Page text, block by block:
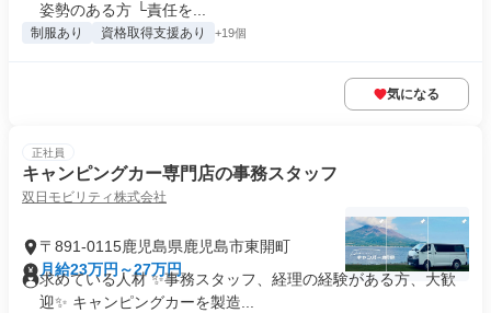
姿勢のある方 └責任を...
制服あり 資格取得支援あり +19個
気になる
正社員
キャンピングカー専門店の事務スタッフ
双日モビリティ株式会社
〒891-0115鹿児島県鹿児島市東開町
月給23万円～27万円
求めている人材 ✨事務スタッフ、経理の経験がある方、大歓
迎✨ キャンピングカーを製造...